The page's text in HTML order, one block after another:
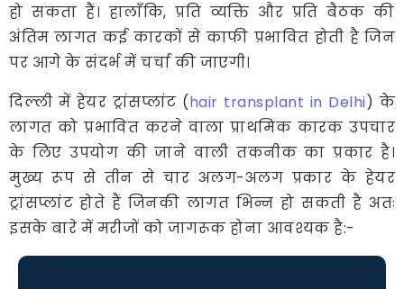
हो सकता हैं। हालाँकि, प्रति व्यक्ति और प्रति बैठक की
अंतिम लागत कई कारकों से काफी प्रभावित होती है जिन
पर आगे के संदर्भ में चर्चा की जाएगी।
दिल्ली में हेयर ट्रांसप्लांट (hair transplant in Delhi) के
लागत को प्रभावित करने वाला प्राथमिक कारक उपचार
के लिए उपयोग की जाने वाली तकनीक का प्रकार है।
मुख्य रूप से तीन से चार अलग-अलग प्रकार के हेयर
ट्रांसप्लांट होते हैं जिनकी लागत भिन्न हो सकती है अतः
इसके बारे में मरीजों को जागरूक होना आवश्यक है:-